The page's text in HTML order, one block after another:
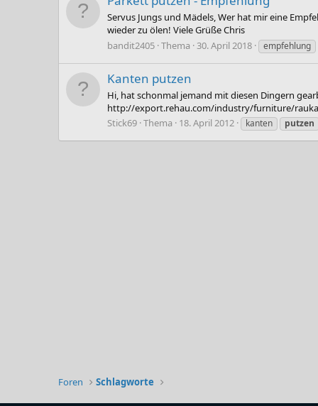
Servus Jungs und Mädels, Wer hat mir eine
wieder zu ölen! Viele Grüße Chris
bandit2405 Thema 30. April 2018 empfehlung
Kanten putzen
Hi, hat schonmal jemand mit diesen Dingern
http://export.rehau.com/industry/furniture/
Stick69 Thema 18. April 2012 kanten putzen
Foren Schlagworte